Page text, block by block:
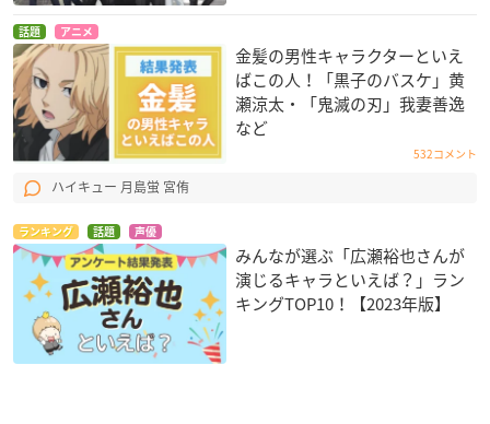
話題 アニメ
金髪の男性キャラクターといえ
ばこの人！「黒子のバスケ」黄
瀬涼太・「鬼滅の刃」我妻善逸
など
532コメント
ハイキュー 月島蛍 宮侑
ランキング 話題 声優
みんなが選ぶ「広瀬裕也さんが
演じるキャラといえば？」ラン
キングTOP10！【2023年版】